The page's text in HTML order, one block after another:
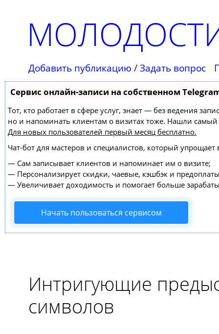
Добавить публикацию / Задать вопрос
Сервис онлайн-записи на собственном
Тот, кто работает в сфере услуг, знает — без ведения
но и напоминать клиентам о визитах тоже. Нашли
Для новых пользователей первый месяц бесплатно.
Чат-бот для мастеров и специалистов, который упрощает
— Сам записывает клиентов и напоминает им о визите;
— Персонализирует скидки, чаевые, кэшбэк и
— Увеличивает доходимость и помогает больше
Начать пользоваться сервисом
Интригующие
символов